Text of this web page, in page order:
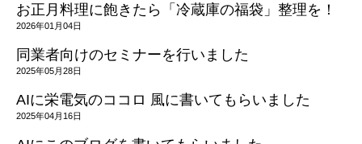
お正月料理に飽きたら「冷蔵庫の福袋」整理を！
2026年01月04日
同業者向けのセミナーを行いました
2025年05月28日
AIに栄電気のココロ 風に書いてもらいました
2025年04月16日